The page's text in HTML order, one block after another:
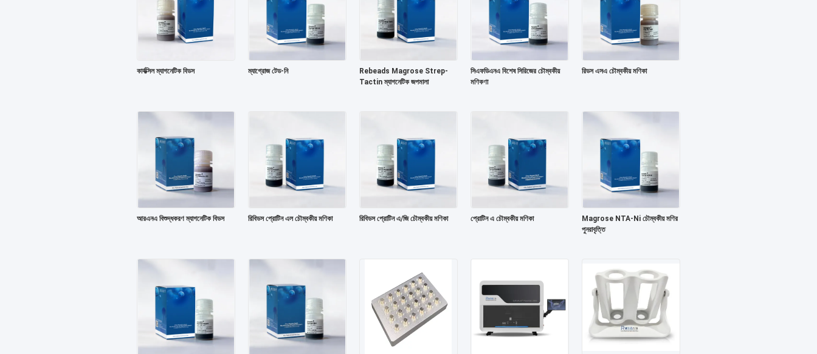
কার্বক্সিল ম্যাগনেটিক বিডস ম্যাগ্রোজ টেড-নি
Rebeads Magrose Strep-
Tactin ম্যাগনেটিক জপমালা
সিএফডিএনএ বিশেষ সিরিজের চৌম্বকীয়
মণিকণা
রিডস এসএ চৌম্বকীয় মণিকা
আরএনএ বিশুদ্ধকরণ ম্যাগনেটিক বিডস রিবিডস প্রোটিন এল চৌম্বকীয় মণিকা রিবিডস প্রোটিন এ/জি চৌম্বকীয় মণিকা প্রোটিন এ চৌম্বকীয় মণিকা
Magrose NTA-Ni চৌম্বকীয় মণির
পুনরাবৃত্তি